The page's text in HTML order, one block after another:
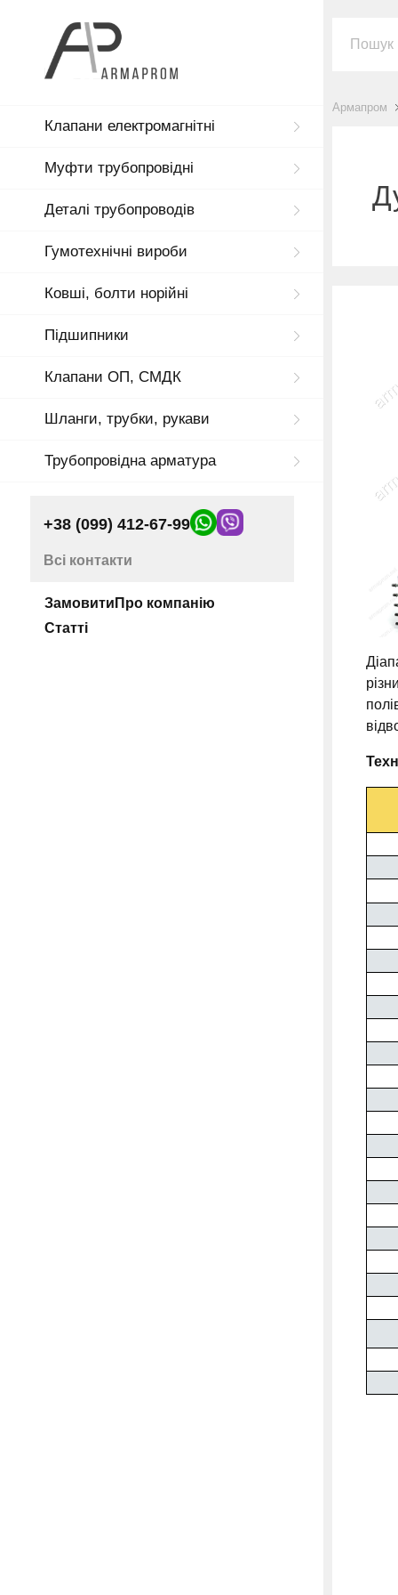
Клапани електромагнітні
Муфти трубопровідні
Деталі трубопроводів
Гумотехнічні вироби
Ковші, болти норійні
Підшипники
Клапани ОП, СМДК
Шланги, трубки, рукави
Трубопровідна арматура
+38 (099) 412-67-99
Всі контакти
Замовити
Статті
Про компанію
Армапром